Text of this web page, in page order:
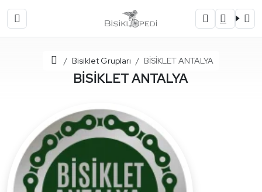
Ana SayfaBisiklet Grupları BİSİKLET ANTALYA
BİSİKLET ANTALYA